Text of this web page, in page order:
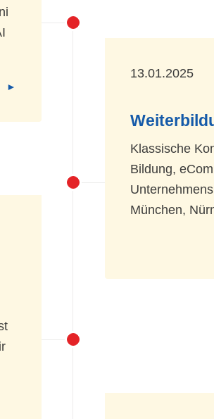
13.01.2025
Klassische
Bildung,
München,